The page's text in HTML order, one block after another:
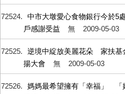
72524
中市大墩愛心食物銀行今於5
戶感謝受益
無 2009-05-03
72525
逆境中綻放美麗花朵 家扶基
揚大會
無 2009-05-03
72526
媽媽最希望擁有「幸福」 「